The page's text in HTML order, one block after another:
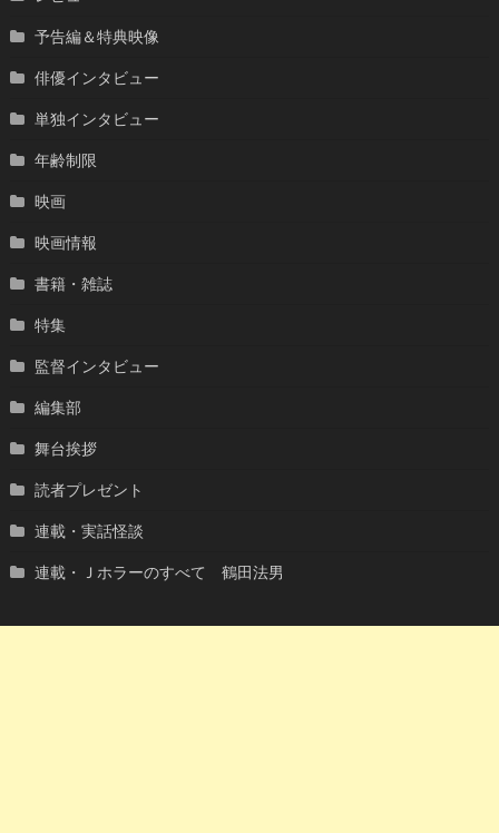
予告編＆特典映像
俳優インタビュー
単独インタビュー
年齢制限
映画
映画情報
書籍・雑誌
特集
監督インタビュー
編集部
舞台挨拶
読者プレゼント
連載・実話怪談
連載・Ｊホラーのすべて 鶴田法男